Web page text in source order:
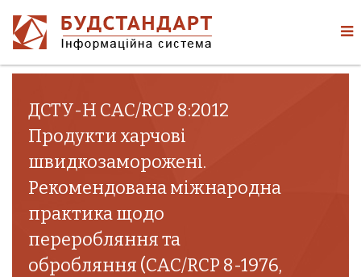
ДСТУ-Н CAC/RCP 8:2012
Продукти харчові
швидкозаморожені.
Рекомендована міжнародна
практика щодо
переробляння та
обробляння (CAC/RCP 8-1976,